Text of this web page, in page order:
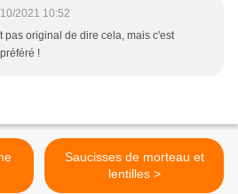
2021 10:52
pas original de dire cela, mais c'est
!
Saucisses de morteau et
lentilles >